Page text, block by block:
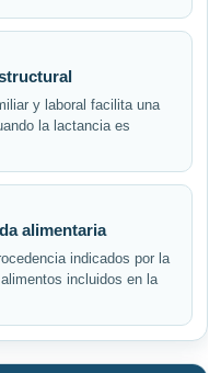
y laboral facilita una
la lactancia es
alimentaria
indicados por la
incluidos en la